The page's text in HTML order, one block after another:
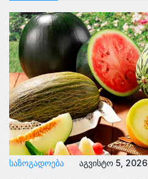
ᲡᲐᲖᲝᲒᲐᲓᲝᲔᲑᲐ აგვისტო 5, 2026